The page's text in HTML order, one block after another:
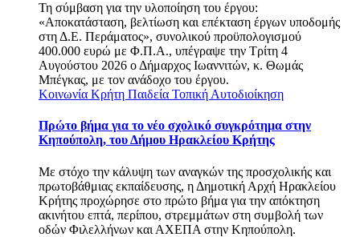
Τη σύμβαση για την υλοποίηση του έργου:
«Αποκατάσταση, βελτίωση και επέκταση έργων υποδομής
στη Δ.Ε. Περάματος», συνολικού προϋπολογισμού
400.000 ευρώ με Φ.Π.Α., υπέγραψε την Τρίτη 4
Αυγούστου 2026 ο Δήμαρχος Ιωαννιτών, κ. Θωμάς
Μπέγκας, με τον ανάδοχο του έργου.
Κοινωνία Κρήτη Παιδεία Τοπική Αυτοδιοίκηση
Πρώτο βήμα για το νέο σχολικό συγκρότημα στην
Κηπούπολη, του Δήμου Ηρακλείου Κρήτης
Με στόχο την κάλυψη των αναγκών της προσχολικής και
πρωτοβάθμιας εκπαίδευσης, η Δημοτική Αρχή Ηρακλείου
Κρήτης προχώρησε στο πρώτο βήμα για την απόκτηση
ακινήτου επτά, περίπου, στρεμμάτων στη συμβολή των
οδών Φιλελλήνων και ΑΧΕΠΑ στην Κηπούπολη.